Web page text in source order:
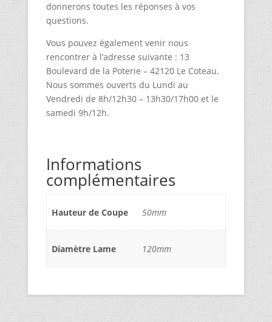
donnerons toutes les réponses à vos
questions.
Vous pouvez également venir nous
rencontrer à l’adresse suivante : 13
Boulevard de la Poterie – 42120 Le Coteau.
Nous sommes ouverts du Lundi au
Vendredi de 8h/12h30 – 13h30/17h00 et le
samedi 9h/12h.
Informations
complémentaires
Hauteur de Coupe 50mm
Diamètre Lame 120mm